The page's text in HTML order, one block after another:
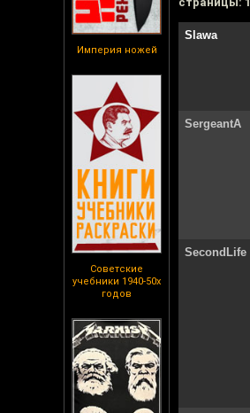
Империя ножей
Советские
учебники 1940-50х
годов
Slawa
SergeantA
SecondLife